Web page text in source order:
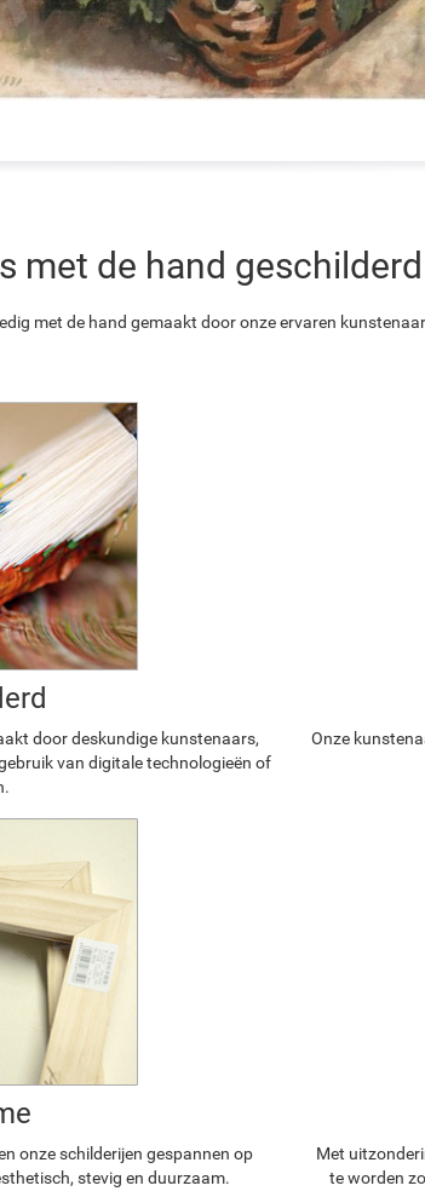
met de hand
met de hand gemaakt door onze ervaren
door deskundige kunstenaars,
van digitale technologieën of
Onze
onze schilderijen gespannen op
stevig en duurzaam.
Met
te worden